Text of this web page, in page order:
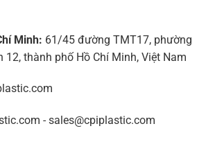
Minh: 61/45 đường TMT17, phường
12, thành phố Hồ Chí Minh, Việt Nam
- sales@cpiplastic.com